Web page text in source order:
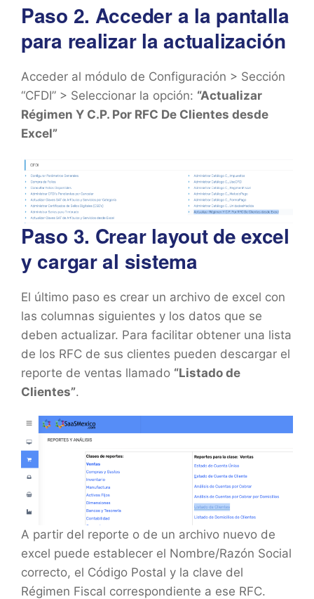
Paso 2. Acceder a la pantalla
para realizar la actualización
Acceder al módulo de Configuración > Sección
“CFDI” > Seleccionar la opción: “Actualizar
Régimen Y C.P. Por RFC De Clientes desde
Excel”
Paso 3. Crear layout de excel
y cargar al sistema
El último paso es crear un archivo de excel con
las columnas siguientes y los datos que se
deben actualizar. Para facilitar obtener una lista
de los RFC de sus clientes pueden descargar el
reporte de ventas llamado “Listado de
Clientes”.
A partir del reporte o de un archivo nuevo de
excel puede establecer el Nombre/Razón Social
correcto, el Código Postal y la clave del
Régimen Fiscal correspondiente a ese RFC.